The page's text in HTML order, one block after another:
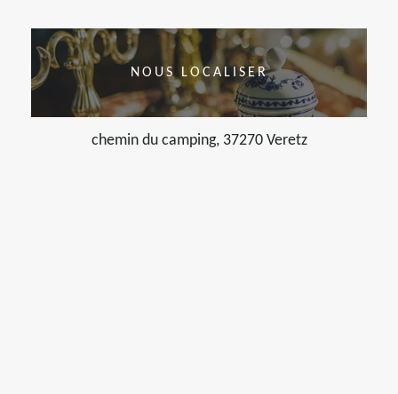
NOUS LOCALISER
chemin du camping, 37270 Veretz